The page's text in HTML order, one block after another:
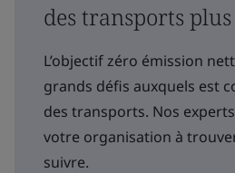
des transports
L’objectif zéro émission
grands défis auxquels est
des transports. Nos
votre organisation à
suivre.